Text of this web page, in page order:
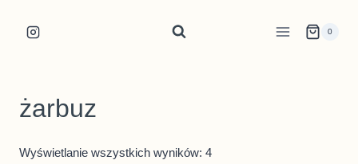
0
żarbuz
Wyświetlanie wszystkich wyników: 4Posortowane